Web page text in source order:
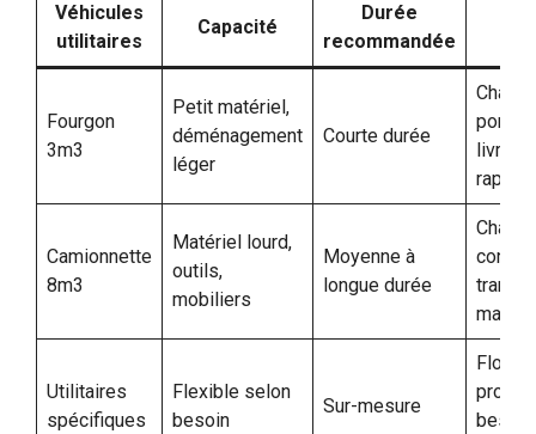
Véhicules
utilitaires
Capacité
Durée
recommandée
Fourgon
3m3
Petit matériel,
déménagement
léger
Courte durée
Camionnette
8m3
Matériel lourd,
outils,
mobiliers
Moyenne à
longue durée
Utilitaires
spécifiques
Flexible selon
besoin
Sur-mesure
Flottes